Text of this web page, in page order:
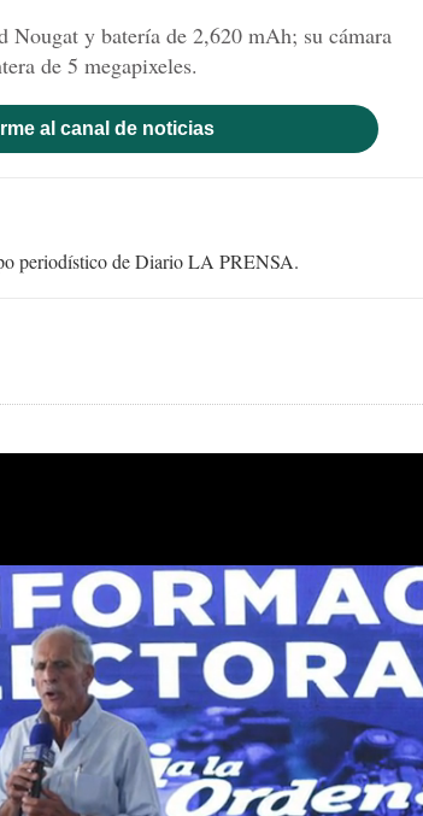
y batería de 2,620 mAh; su cámara
de 5 megapixeles.
al canal de noticias
periodístico de Diario LA PRENSA.